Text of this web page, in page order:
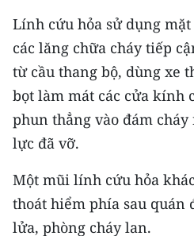
THỜI NAY
NHÂN DÂN CUỐI TUẦN
NHÂN DÂN HẰNG THÁNG
MUA BÁO
ĐỌC BÁO IN
Lính cứu hỏa sử dụng
các lăng chữa cháy tiếp
từ cầu thang bộ, dùng xe
bọt làm mát các cửa kính
phun thẳng vào đám
lực đã vỡ.
Một mũi lính cứu hỏa
thoát hiểm phía sau quán
lửa, phòng cháy lan.